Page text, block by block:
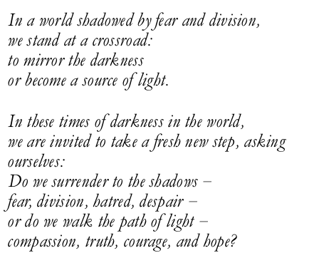
In a world shadowed by fear and division,
we stand at a crossroad:
to mirror the darkness
or become a source of light.
In these times of darkness in the world,
we are invited to take a fresh new step, asking
ourselves:
Do we surrender to the shadows –
fear, division, hatred, despair –
or do we walk the path of light –
compassion, truth, courage, and hope?